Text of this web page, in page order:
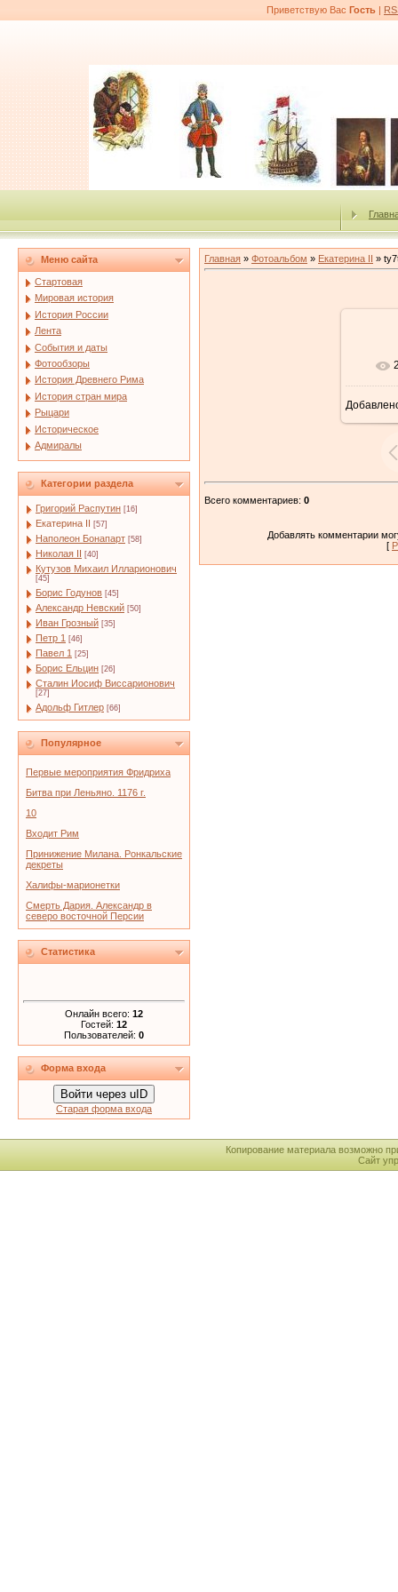
Приветствую Вас Гость |
Меню сайта
Стартовая
Мировая история
История России
Лента
События и даты
Фотообзоры
История Древнего Рима
История стран мира
Рыцари
Историческое
Адмиралы
Категории раздела
Григорий Распутин [16]
Екатерина II [57]
Наполеон Бонапарт [58]
Николая II [40]
Кутузов Михаил Илларионович
[45]
Борис Годунов [45]
Александр Невский [50]
Иван Грозный [35]
Петр 1 [46]
Павел 1 [25]
Борис Ельцин [26]
Сталин Иосиф Виссарионович
[27]
Адольф Гитлер [66]
Популярное
Первые мероприятия Фридриха
Битва при Леньяно. 1176 г.
10
Входит Рим
Принижение Милана. Ронкальские
декреты
Халифы-марионетки
Смерть Дария. Александр в
северо восточной Персии
Статистика
Онлайн всего: 12
Гостей: 12
Пользователей: 0
Форма входа
Войти через uID
Старая форма входа
Главная » Фотоальбом » Екатерина II »
Всего комментариев: 0
Добавлять комментарии
[
Копирование материала возможно
Сайт